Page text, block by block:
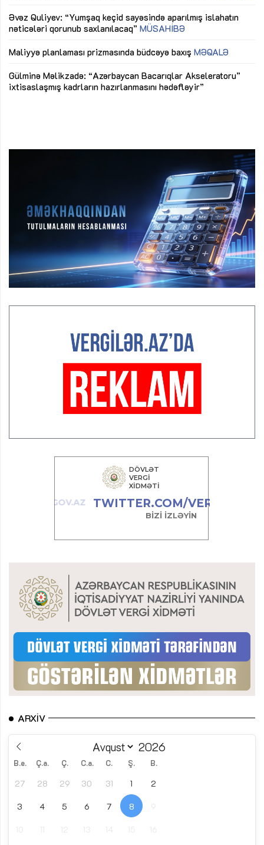
Əvəz Quliyev: “Yumşaq keçid sayəsində aparılmış islahatın
nəticələri qorunub saxlanılacaq” MÜSAHİBƏ
Maliyyə planlaması prizmasında büdcəyə baxış MƏQALƏ
Gülminə Məlikzadə: “Azərbaycan Bacarıqlar Akseleratoru”
ixtisaslaşmış kadrların hazırlanmasını hədəfləyir”
ARXIV
B.e. Ç.a. Ç. C.a. C. Ş. B.
27 28 29 30 31 1 2
3 4 5 6 7 8